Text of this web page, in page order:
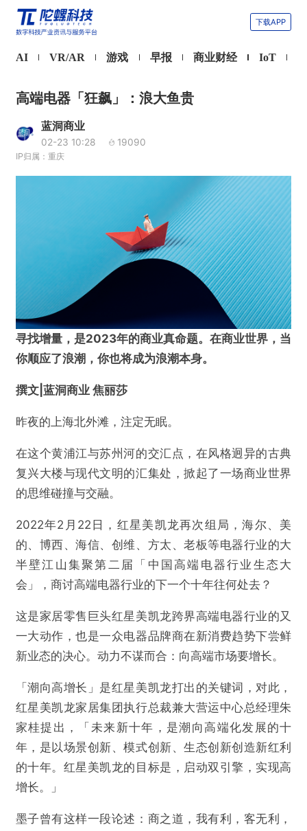
下载APP
AI VR/AR 游戏 早报 商业财经 IoT
高端电器「狂飙」：浪大鱼贵
蓝洞商业
02-23 10:28 19090
IP归属：重庆
寻找增量，是2023年的商业真命题。在商业世界，当
你顺应了浪潮，你也将成为浪潮本身。
撰文|蓝洞商业 焦丽莎
昨夜的上海北外滩，注定无眠。
在这个黄浦江与苏州河的交汇点，在风格迥异的古典
复兴大楼与现代文明的汇集处，掀起了一场商业世界
的思维碰撞与交融。
2022年2月22日，红星美凯龙再次组局，海尔、美
的、博西、海信、创维、方太、老板等电器行业的大
半壁江山集聚第二届「中国高端电器行业生态大
会」，商讨高端电器行业的下一个十年往何处去？
这是家居零售巨头红星美凯龙跨界高端电器行业的又
一大动作，也是一众电器品牌商在新消费趋势下尝鲜
新业态的决心。动力不谋而合：向高端市场要增长。
「潮向高增长」是红星美凯龙打出的关键词，对此，
红星美凯龙家居集团执行总裁兼大营运中心总经理朱
家桂提出，「未来新十年，是潮向高端化发展的十
年，是以场景创新、模式创新、生态创新创造新红利
的十年。红星美凯龙的目标是，启动双引擎，实现高
增长。」
墨子曾有这样一段论述：商之道，我有利，客无利，